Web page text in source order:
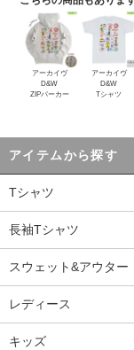
アーカイヴ
D&W
ZIPパーカー
アーカイヴ
D&W
Tシャツ
アイテムから探す
Tシャツ
長袖Tシャツ
スウェット&アウター
レディース
キッズ